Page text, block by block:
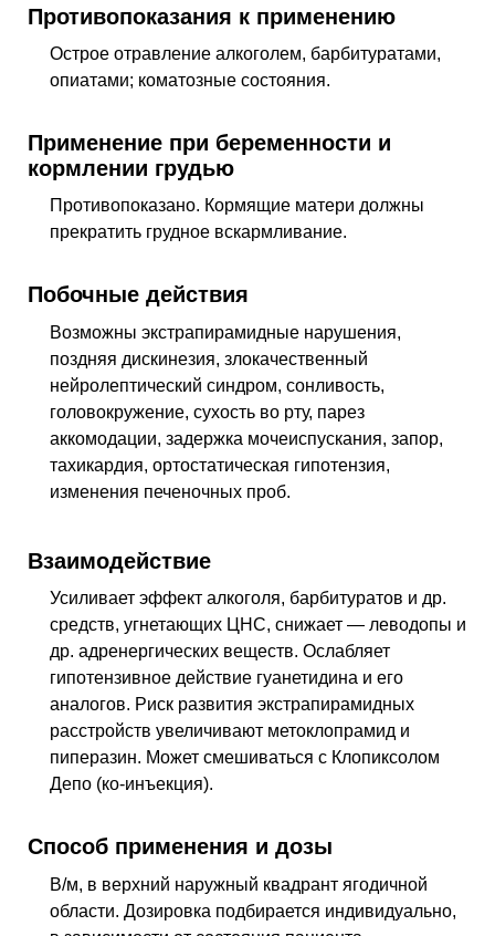
Противопоказания к применению
Острое отравление алкоголем, барбитуратами,
опиатами; коматозные состояния.
Применение при беременности и
кормлении грудью
Противопоказано. Кормящие матери должны
прекратить грудное вскармливание.
Побочные действия
Возможны экстрапирамидные нарушения,
поздняя дискинезия, злокачественный
нейролептический синдром, сонливость,
головокружение, сухость во рту, парез
аккомодации, задержка мочеиспускания, запор,
тахикардия, ортостатическая гипотензия,
изменения печеночных проб.
Взаимодействие
Усиливает эффект алкоголя, барбитуратов и др.
средств, угнетающих ЦНС, снижает — леводопы и
др. адренергических веществ. Ослабляет
гипотензивное действие гуанетидина и его
аналогов. Риск развития экстрапирамидных
расстройств увеличивают метоклопрамид и
пиперазин. Может смешиваться с Клопиксолом
Депо (ко-инъекция).
Способ применения и дозы
В/м, в верхний наружный квадрант ягодичной
области. Дозировка подбирается индивидуально,